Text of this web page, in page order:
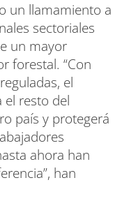
un llamamiento a
sectoriales
un mayor
forestal. “Con
el
el resto del
país y protegerá
ahora han
han